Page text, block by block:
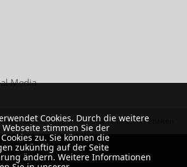
Media
Deutschland GmbH. Alle Rechte vorbehalten.
Cookies. Durch die weitere
stimmen Sie der
zu. Sie können die
zukünftig auf der Seite
ändern. Weitere Informationen